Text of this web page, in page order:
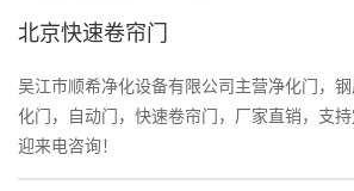
北京快速卷帘门
吴江市顺希净化设备有限公司主营净化门，
化门，自动门，快速卷帘门，厂家直销，支
迎来电咨询！